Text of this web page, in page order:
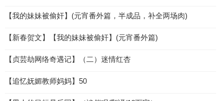
【我的妹妹被偷奸】(元宵番外篇，半成品，补全两场肉)
【新春贺文】【我的妹妹被偷奸】(元宵番外篇)
【贞芸劫网络奇遇记】（二）迷情红杏
【追忆妩媚教师妈妈】50